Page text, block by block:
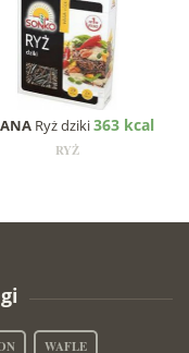
Ryż dziki363 kcal
RYŻ
WAFLE